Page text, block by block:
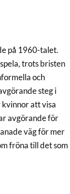
på 1960-talet.
trots bristen
och
steg i
att visa
avgörande för
väg för mer
fröna till det som